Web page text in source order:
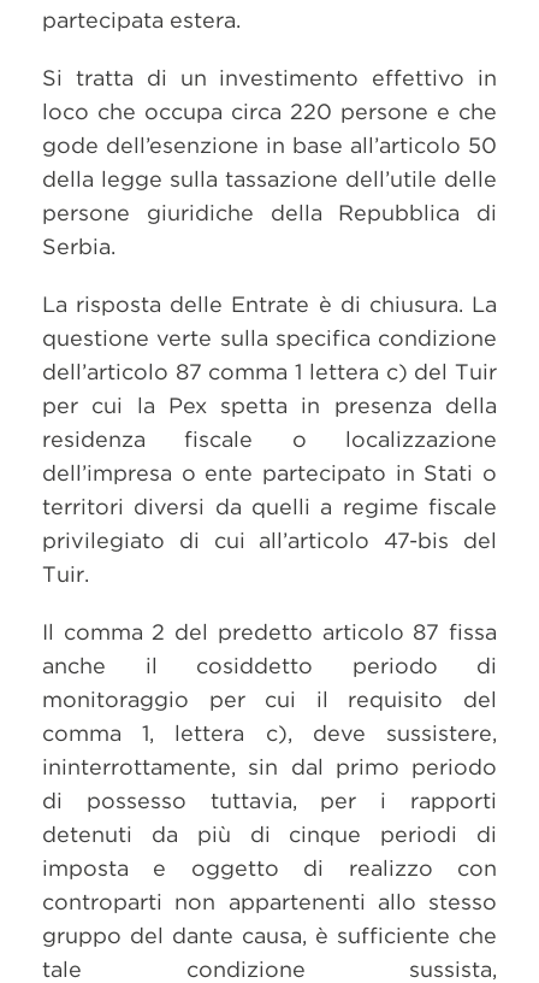
partecipata estera.
Si tratta di un investimento effettivo in
loco che occupa circa 220 persone e che
gode dell’esenzione in base all’articolo 50
della legge sulla tassazione dell’utile delle
persone giuridiche della Repubblica di
Serbia.
La risposta delle Entrate è di chiusura. La
questione verte sulla specifica condizione
dell’articolo 87 comma 1 lettera c) del Tuir
per cui la Pex spetta in presenza della
residenza fiscale o localizzazione
dell’impresa o ente partecipato in Stati o
territori diversi da quelli a regime fiscale
privilegiato di cui all’articolo 47-bis del
Tuir.
Il comma 2 del predetto articolo 87 fissa
anche il cosiddetto periodo di
monitoraggio per cui il requisito del
comma 1, lettera c), deve sussistere,
ininterrottamente, sin dal primo periodo
di possesso tuttavia, per i rapporti
detenuti da più di cinque periodi di
imposta e oggetto di realizzo con
controparti non appartenenti allo stesso
gruppo del dante causa, è sufficiente che
tale condizione sussista,